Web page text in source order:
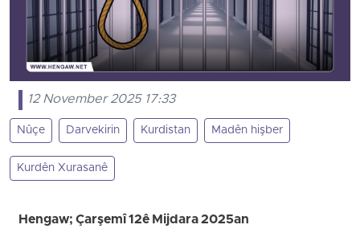
12 November 2025 17:33
Nûçe Darvekirin Kurdistan Madên hişber
Kurdên Xurasanê
Hengaw; Çarşemî 12ê Mijdara 2025an